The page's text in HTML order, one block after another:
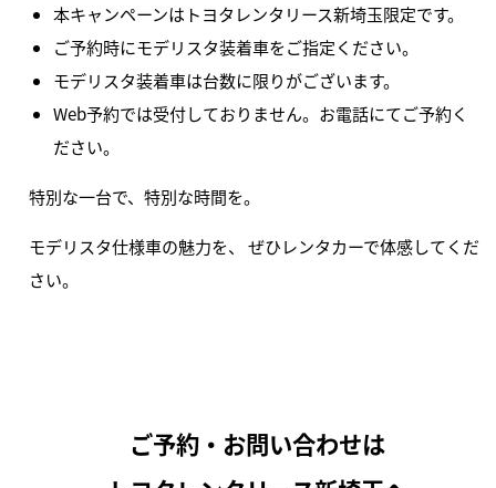
本キャンペーンはトヨタレンタリース新埼玉限定です。
ご予約時にモデリスタ装着車をご指定ください。
モデリスタ装着車は台数に限りがございます。
Web予約では受付しておりません。お電話にてご予約く
ださい。
特別な一台で、特別な時間を。
モデリスタ仕様車の魅力を、 ぜひレンタカーで体感してくだ
さい。
ご予約・お問い合わせは